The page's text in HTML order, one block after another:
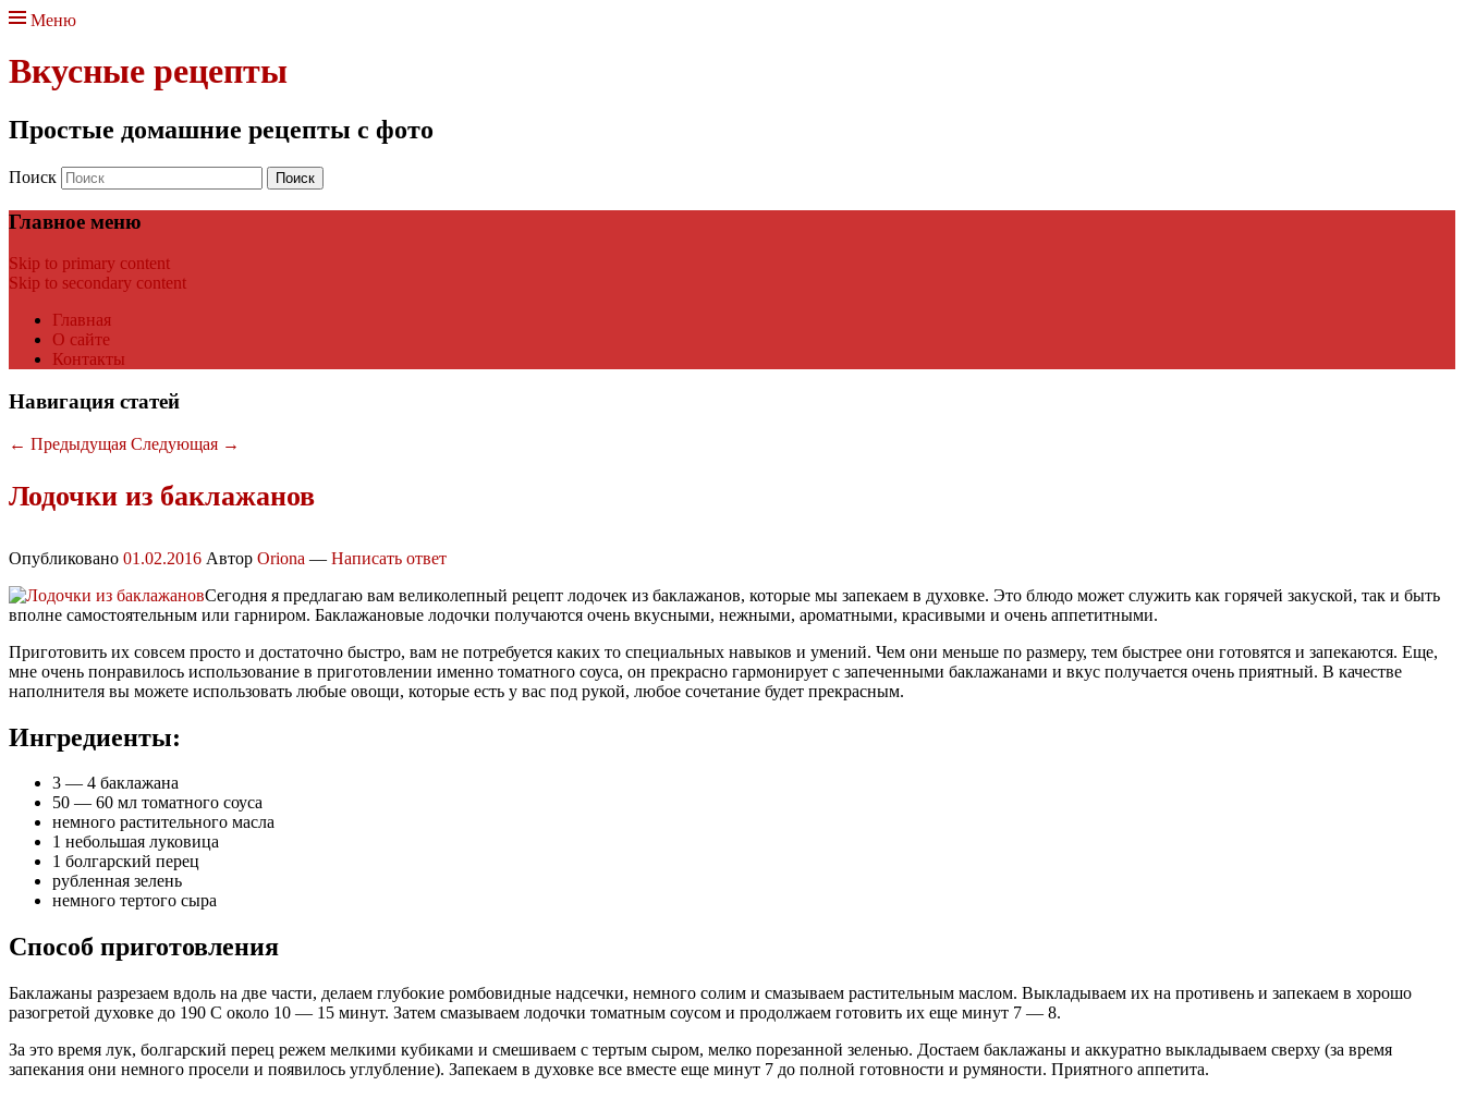
Меню
Вкусные рецепты
Простые домашние рецепты с фото
Поиск
Главное меню
Skip to primary content
Skip to secondary content
Главная
О сайте
Контакты
Навигация статей
← Предыдущая Следующая →
Лодочки из баклажанов
Опубликовано 01.02.2016 Автор Oriona — Написать ответ
Сегодня я предлагаю вам великолепный рецепт лодочек из баклажанов, которые мы запекаем в духовке. Это блюдо может служить как горячей закуской, так и быть
вполне самостоятельным или гарниром. Баклажановые лодочки получаются очень вкусными, нежными, ароматными, красивыми и очень аппетитными.
Приготовить их совсем просто и достаточно быстро, вам не потребуется каких то специальных навыков и умений. Чем они меньше по размеру, тем быстрее они готовятся и запекаются. Еще,
мне очень понравилось использование в приготовлении именно томатного соуса, он прекрасно гармонирует с запеченными баклажанами и вкус получается очень приятный. В качестве
наполнителя вы можете использовать любые овощи, которые есть у вас под рукой, любое сочетание будет прекрасным.
Ингредиенты:
3 — 4 баклажана
50 — 60 мл томатного соуса
немного растительного масла
1 небольшая луковица
1 болгарский перец
рубленная зелень
немного тертого сыра
Способ приготовления
Баклажаны разрезаем вдоль на две части, делаем глубокие ромбовидные надсечки, немного солим и смазываем растительным маслом. Выкладываем их на противень и запекаем в хорошо
разогретой духовке до 190 С около 10 — 15 минут. Затем смазываем лодочки томатным соусом и продолжаем готовить их еще минут 7 — 8.
За это время лук, болгарский перец режем мелкими кубиками и смешиваем с тертым сыром, мелко порезанной зеленью. Достаем баклажаны и аккуратно выкладываем сверху (за время
запекания они немного просели и появилось углубление). Запекаем в духовке все вместе еще минут 7 до полной готовности и румяности. Приятного аппетита.